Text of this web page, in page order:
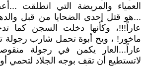
العمياء والمريضة التي انطلقت
...هو قتل إحدى الضحايا من قبل
عاراً!!!، وكأنها دخلت السجن كما
ماخور! ، ويح أبوة تحمل شارب رجولة
عاراً...العار يكمن في رجولة
لاتستطيع أن تقف بوجه الجلاد لتحمي أو